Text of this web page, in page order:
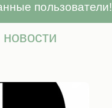
пользователи!